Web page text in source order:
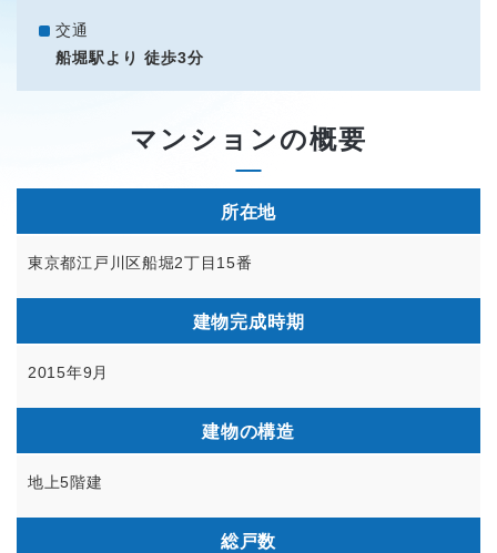
交通
船堀駅より 徒歩3分
マンションの概要
所在地
東京都江戸川区船堀2丁目15番
建物完成時期
2015年9月
建物の構造
地上5階建
総戸数